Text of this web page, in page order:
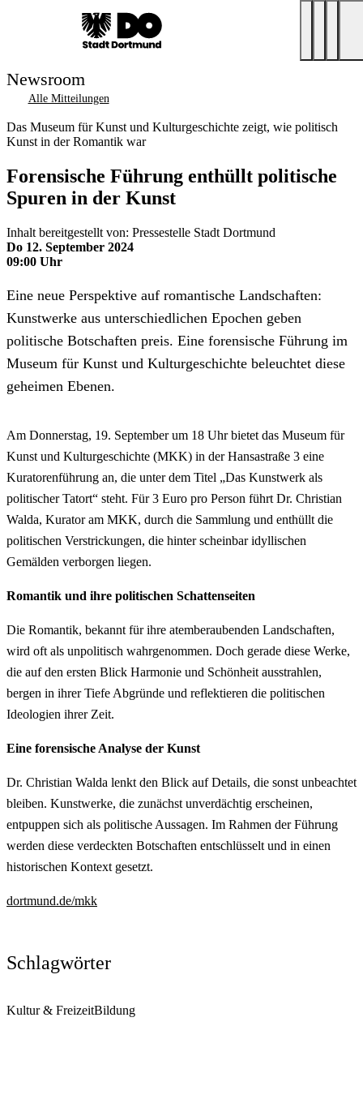
Newsroom
Alle Mitteilungen
Das Museum für Kunst und Kulturgeschichte zeigt, wie politisch
Kunst in der Romantik war
Forensische Führung enthüllt politische
Spuren in der Kunst
Inhalt bereitgestellt von: Pressestelle Stadt Dortmund
Do 12. September 2024
09:00 Uhr
Eine neue Perspektive auf romantische Landschaften:
Kunstwerke aus unterschiedlichen Epochen geben
politische Botschaften preis. Eine forensische Führung im
Museum für Kunst und Kulturgeschichte beleuchtet diese
geheimen Ebenen.
Am Donnerstag, 19. September um 18 Uhr bietet das Museum für
Kunst und Kulturgeschichte (MKK) in der Hansastraße 3 eine
Kuratorenführung an, die unter dem Titel „Das Kunstwerk als
politischer Tatort“ steht. Für 3 Euro pro Person führt Dr. Christian
Walda, Kurator am MKK, durch die Sammlung und enthüllt die
politischen Verstrickungen, die hinter scheinbar idyllischen
Gemälden verborgen liegen.
Romantik und ihre politischen Schattenseiten
Die Romantik, bekannt für ihre atemberaubenden Landschaften,
wird oft als unpolitisch wahrgenommen. Doch gerade diese Werke,
die auf den ersten Blick Harmonie und Schönheit ausstrahlen,
bergen in ihrer Tiefe Abgründe und reflektieren die politischen
Ideologien ihrer Zeit.
Eine forensische Analyse der Kunst
Dr. Christian Walda lenkt den Blick auf Details, die sonst unbeachtet
bleiben. Kunstwerke, die zunächst unverdächtig erscheinen,
entpuppen sich als politische Aussagen. Im Rahmen der Führung
werden diese verdeckten Botschaften entschlüsselt und in einen
historischen Kontext gesetzt.
dortmund.de/mkk
Schlagwörter
Kultur & FreizeitBildung